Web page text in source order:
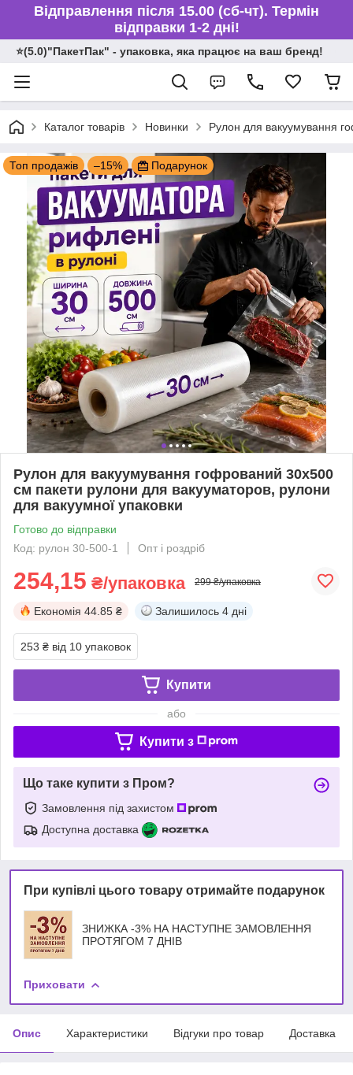
Відправлення після 15.00 (сб-чт). Термін
відправки 1-2 дні!
⭐️(5.0)"ПакетПак" - упаковка, яка працює на ваш бренд!
Каталог товарів Новинки Рулон для вакуумування
Топ продажів –15% Подарунок
Рулон для вакуумування гофрований 30х500
см пакети рулони для вакууматоров, рулони
для вакуумної упаковки
Готово до відправки
Код: рулон 30-500-1
Опт і роздріб
254,15 ₴/упаковка 299 ₴/упаковка
Економія 44.85 ₴ Залишилось 4 дні
253 ₴ від 10 упаковок
Купити
або
Купити з
Що таке купити з Пром?
Замовлення під захистом
Доступна доставка
При купівлі цього товару отримайте подарунок
ЗНИЖКА -3% НА НАСТУПНЕ ЗАМОВЛЕННЯ
ПРОТЯГОМ 7 ДНІВ
Приховати
Опис Характеристики Відгуки про товар Доставка